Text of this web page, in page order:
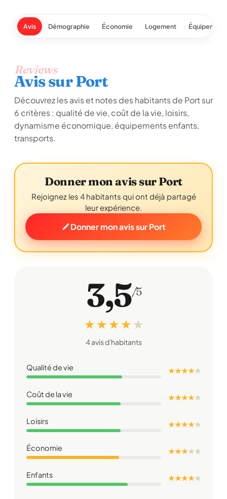
Avis Démographie Économie Logement
Reviews
Avis sur Port
Découvrez les avis et notes des habitants de Port sur
6 critères : qualité de vie, coût de la vie, loisirs,
dynamisme économique, équipements enfants,
transports.
Donner mon avis sur Port
Rejoignez les 4 habitants qui ont déjà partagé
leur expérience.
Donner mon avis sur Port
3,5/5
★ ★ ★ ★ ★
4 avis d'habitants
Qualité de vie ★ ★ ★ ★★
Coût de la vie ★ ★ ★ ★★
Loisirs ★ ★ ★ ★★
Économie ★ ★ ★★★
Enfants ★ ★ ★ ★★